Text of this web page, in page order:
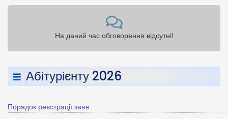
На даний час обговорення відсутні!
Абітурієнту 2026
Порядок реєстрації заяв